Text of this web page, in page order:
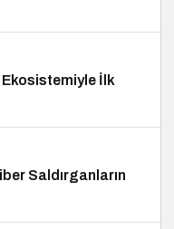
İlk
Saldırganların